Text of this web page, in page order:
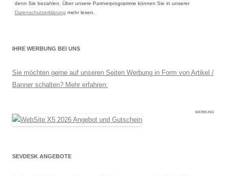
denn Sie bezahlen. Über unsere Partnerprogramme können Sie in unserer
Datenschutzerklärung mehr lesen.
IHRE WERBUNG BEI UNS
Sie möchten gerne auf unseren Seiten Werbung in Form von Artikel /
Banner schalten? Mehr erfahren:
WERBUNG
SEVDESK ANGEBOTE